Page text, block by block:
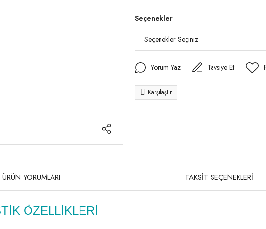
Seçenekler
Yorum Yaz Tavsiye Et
Karşılaştır
ÜRÜN YORUMLARI TAKSİT SEÇENEKLERİ
ÖZELLİKLERİ